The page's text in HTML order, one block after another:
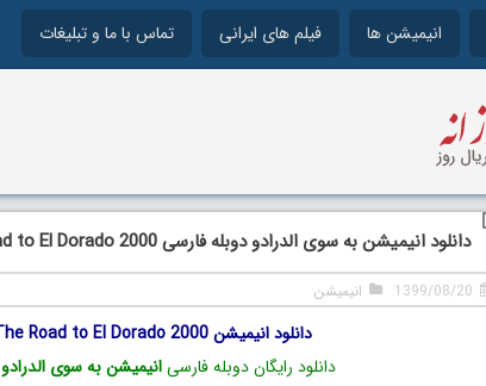
انیمیشن ها فیلم های ایرانی تماس با ما و تبلیغات
دانلود انیمیشن به سوی الدرادو دوبله فارسی The Road to El Dorado 2000
1399/08/20 انیمیشن
دانلود انیمیشن The Road to El Dorado 2000 با لینک مستقیم
دانلود رایگان دوبله فارسیانیمیشن به سوی الدرادو 2000